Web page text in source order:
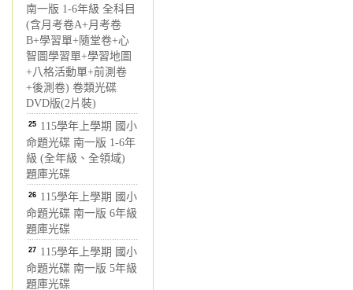
南一版 1-6年級 全科目
(含月考卷A+月考卷
B+學習單+隨堂卷+心
智圖學習單+學習地圖
+八格活動單+前測卷
+後測卷) 卷類光碟
DVD版(2片裝)
25 115學年上學期 國小
命題光碟 南一版 1-6年
級 (全年級、全領域)
題庫光碟
26 115學年上學期 國小
命題光碟 南一版 6年級
題庫光碟
27 115學年上學期 國小
命題光碟 南一版 5年級
題庫光碟